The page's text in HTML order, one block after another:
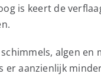
is keert de
algen en
er aanzienlijk